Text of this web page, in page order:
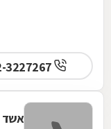
אשד